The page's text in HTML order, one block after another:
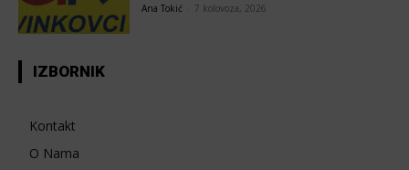
Ana Tokić 7 kolovoza, 2026
IZBORNIK
Kontakt
O Nama